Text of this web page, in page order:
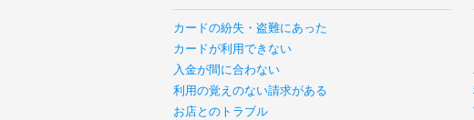
カードの紛失・盗難にあった
カードが利用できない
入金が間に合わない
利用の覚えのない請求がある
お店とのトラブル